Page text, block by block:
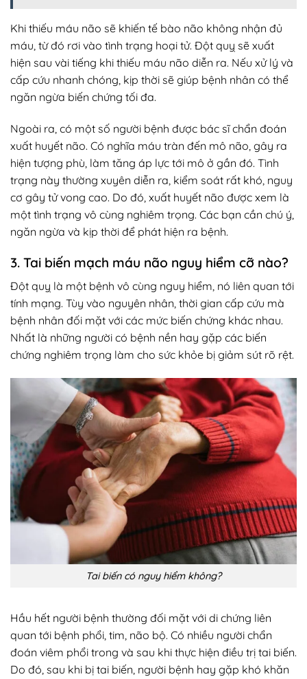
Khi thiếu máu não sẽ khiến tế bào não không nhận đủ
máu, từ đó rơi vào tình trạng hoại tử. Đột quỵ sẽ xuất
hiện sau vài tiếng khi thiếu máu não diễn ra. Nếu xử lý và
cấp cứu nhanh chóng, kịp thời sẽ giúp bệnh nhân có thể
ngăn ngừa biến chứng tối đa.
Ngoài ra, có một số người bệnh được bác sĩ chẩn đoán
xuất huyết não. Có nghĩa máu tràn đến mô não, gây ra
hiện tượng phù, làm tăng áp lực tới mô ở gần đó. Tình
trạng này thường xuyên diễn ra, kiểm soát rất khó, nguy
cơ gây tử vong cao. Do đó, xuất huyết não được xem là
một tình trạng vô cùng nghiêm trọng. Các bạn cần chú ý,
ngăn ngừa và kịp thời để phát hiện ra bệnh.
3. Tai biến mạch máu não nguy hiểm cỡ nào?
Đột quỵ là một bệnh vô cùng nguy hiểm, nó liên quan tới
tính mạng. Tùy vào nguyên nhân, thời gian cấp cứu mà
bệnh nhân đối mặt với các mức biến chứng khác nhau.
Nhất là những người có bệnh nền hay gặp các biến
chứng nghiêm trọng làm cho sức khỏe bị giảm sút rõ rệt.
Tai biến có nguy hiểm không?
Hầu hết người bệnh thường đối mặt với di chứng liên
quan tới bệnh phổi, tim, não bộ. Có nhiều người chẩn
đoán viêm phổi trong và sau khi thực hiện điều trị tai biến.
Do đó, sau khi bị tai biến, người bệnh hay gặp khó khăn